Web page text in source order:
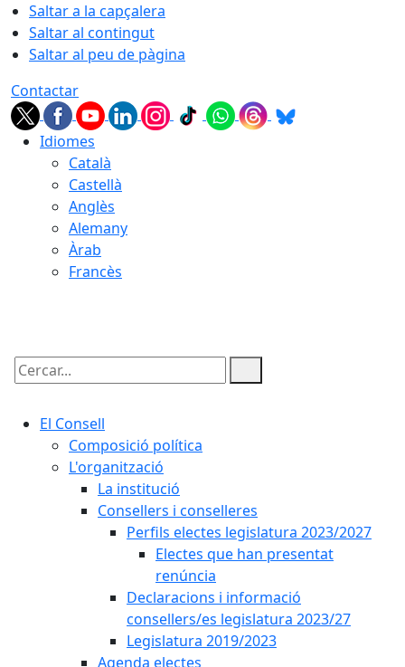
Saltar a la capçalera
Saltar al contingut
Saltar al peu de pàgina
Contactar
Idiomes
Català
Castellà
Anglès
Alemany
Àrab
Francès
Cercar:
El Consell
Composició política
L'organització
La institució
Consellers i conselleres
Perfils electes legislatura 2023/2027
Electes que han presentat
renúncia
Declaracions i informació
consellers/es legislatura 2023/27
Legislatura 2019/2023
Agenda electes